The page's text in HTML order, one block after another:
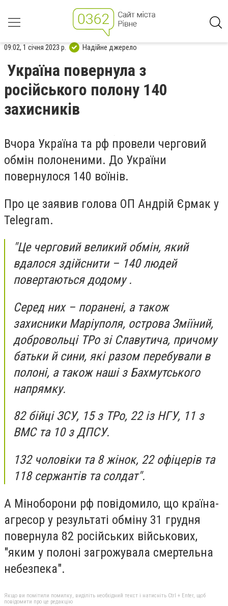
09:02, 1 січня 2023 р. Надійне джерело
Україна повернула з
російського полону 140
захисників
Вчора Україна та рф провели черговий
обмін полоненими. До України
повернулося 140 воїнів.
Про це заявив голова ОП Андрій Єрмак у
Telegram.
"Це черговий великий обмін, який
вдалося здійснити – 140 людей
повертаються додому .
Серед них – поранені, а також
захисники Маріуполя, острова Зміїний,
добровольці ТРо зі Славутича, причому
батьки й сини, які разом перебували в
полоні, а також наші з Бахмутського
напрямку.
82 бійці ЗСУ, 15 з ТРо, 22 із НГУ, 11 з
ВМС та 10 з ДПСУ.
132 чоловіки та 8 жінок, 22 офіцерів та
118 сержантів та солдат".
А Міноборони рф повідомило, що країна-
агресор у результаті обміну 31 грудня
повернула 82 російських військових,
"яким у полоні загрожувала смертельна
небезпека".
Якщо ви помітили помилку, виділіть необхідний текст і натисніть Ctrl + Enter, щоб
повідомити про це редакцію